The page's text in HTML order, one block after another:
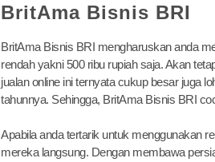
BritAma Bisnis BRI
BritAma Bisnis BRI mengharuskan anda
rendah yakni 500 ribu rupiah saja. Akan
jualan online ini ternyata cukup besar juga
tahunnya. Sehingga, BritAma Bisnis BRI
Apabila anda tertarik untuk menggunakan
mereka langsung. Dengan membawa